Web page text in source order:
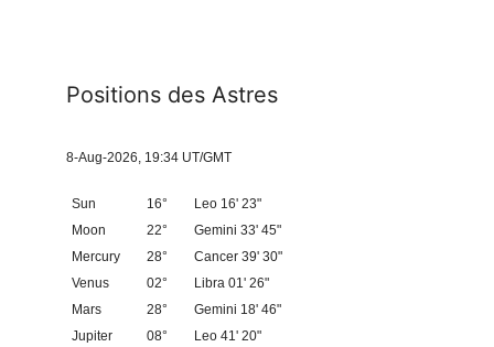
Positions des Astres
8-Aug-2026, 19:34 UT/GMT
Sun 16°
Leo 16' 23"
Moon
22°
Gemini 33' 45"
Mercury
28°
Cancer 39' 30"
Venus
02°
Libra 01' 26"
Mars
28°
Gemini 18' 46"
Jupiter
08°
Leo 41' 20"